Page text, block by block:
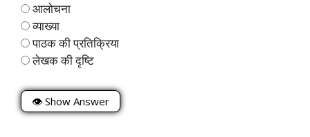
आलोचना
व्याख्या
पाठक की प्रतिक्रिया
लेखक की दृष्टि
👁 Show Answer